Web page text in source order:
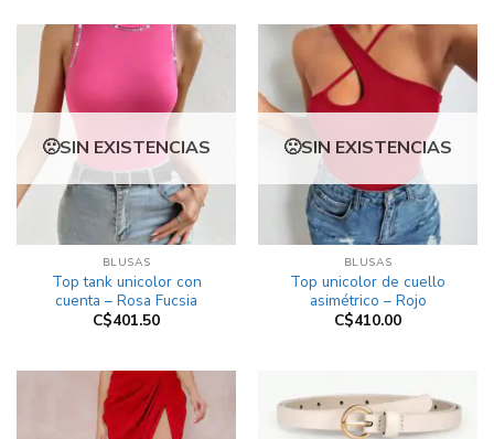
SIN EXISTENCIAS
BLUSAS
Top tank unicolor con
cuenta – Rosa Fucsia
C$401.50
SIN EXISTENCIAS
BLUSAS
Top unicolor de cuello
asimétrico – Rojo
C$410.00